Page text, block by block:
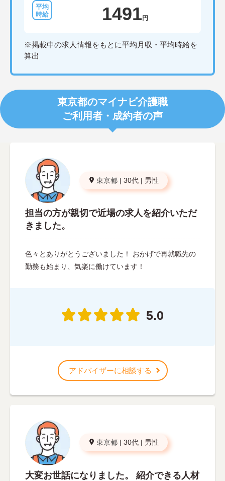
1491 円
※掲載中の求人情報をもとに平均月収・平均時給を
算出
東京都のマイナビ介護職
ご利用者・成約者の声
東京都 | 30代 | 男性
担当の方が親切で近場の求人を紹介いただ
きました。
色々とありがとうございました！ おかげで再就職先の
勤務も始まり、気楽に働けています！
5.0
アドバイザーに相談する
東京都 | 30代 | 男性
大変お世話になりました。 紹介できる人材